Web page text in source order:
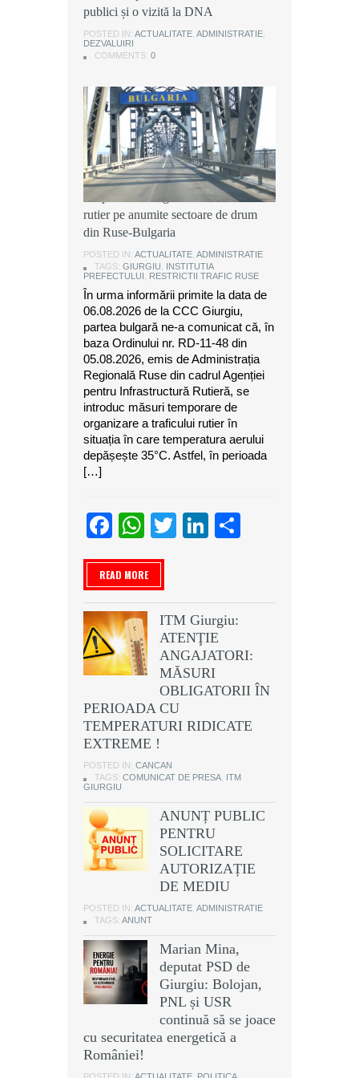
publici și o vizită la DNA
POSTED IN: ACTUALITATE ADMINISTRATIE
DEZVALUIRI
COMMENTS: 0
publici și o vizită la DNA
POSTED IN: ACTUALITATE ADMINISTRATIE
DEZVALUIRI
COMMENTS: 0
publici și o vizită la DNA
POSTED IN: ACTUALITATE ADMINISTRATIE
DEZVALUIRI
COMMENTS: 0
Instituția Prefectului: Măsuri
temporare de organizare a traficului
rutier pe anumite sectoare de drum
din Ruse-Bulgaria
POSTED IN: ACTUALITATE ADMINISTRATIE
TAGS: GIURGIU
INSTITUTIA
PREFECTULUI
RESTRICTII TRAFIC RUSE
În urma informării primite la data de
06.08.2026 de la CCC Giurgiu,
partea bulgară ne-a comunicat că, în
baza Ordinului nr. RD-11-48 din
05.08.2026, emis de Administrația
Regională Ruse din cadrul Agenției
pentru Infrastructură Rutieră, se
introduc măsuri temporare de
organizare a traficului rutier în
situația în care temperatura aerului
depășește 35°C. Astfel, în perioada
[…]
Facebook
WhatsApp
TwitterLinkedIn
READ MORE
ITM Giurgiu:
ATENŢIE
ANGAJATORI:
MĂSURI
OBLIGATORII ÎN
PERIOADA CU
TEMPERATURI RIDICATE
EXTREME !
POSTED IN: CANCAN
TAGS: COMUNICAT DE PRESA ITM
GIURGIU
ANUNȚ PUBLIC
PENTRU
SOLICITARE
AUTORIZAȚIE
DE MEDIU
POSTED IN: ACTUALITATE ADMINISTRATIE
TAGS: ANUNT
Marian Mina,
deputat PSD de
Giurgiu: Bolojan,
PNL și USR
continuă să se joace
cu securitatea energetică a
României!